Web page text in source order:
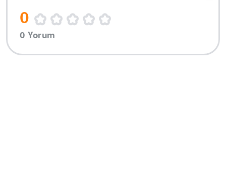
0
0 Yorum